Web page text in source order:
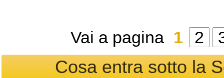
Vai a pagina 1 2
Cosa entra sotto la